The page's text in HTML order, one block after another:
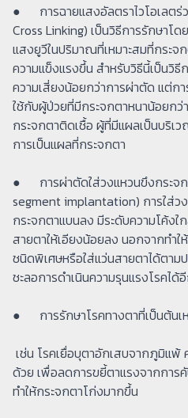
● การฉายแสงอัลตราไวโอเลตร่
Cross Linking) เป็นวิธีการรักษาโ
แสงยูวีในปริมาณที่เหมาะสมที่กระจ
ความแข็งแรงขึ้น สำหรับวิธีนี้เป็นวิ
ความเสี่ยงน้อยกว่าการผ่าตัด แต่ก
ใช้กับผู้ป่วยที่มีกระจกตาหนาน้อยก
กระจกตาติดเชื้อ ผู้ที่มีแผลเป็นบริเ
การเป็นแผลที่กระจกตา
● การผ่าตัดใส่วงแหวนขึงกระจ
segment implantation) การใส่ว
กระจกตาแบนลง มีระดับความโค้งใ
สายตาให้เอียงน้อยลง นอกจากทำ
ชนิดพิเศษหรือใส่แว่นสายตาได้ตา
ชะลอการดำเนินความรุนแรงโรคได้
● การรักษาโรคทางตาที่เป็นต้นเ
เช่น โรคเยื่อบุตาอักเสบจากภูมิแพ้
ด้วย เพื่อลดการขยี้ตาแรงจากการ
ทำให้กระจกตาโก่งมากขึ้น